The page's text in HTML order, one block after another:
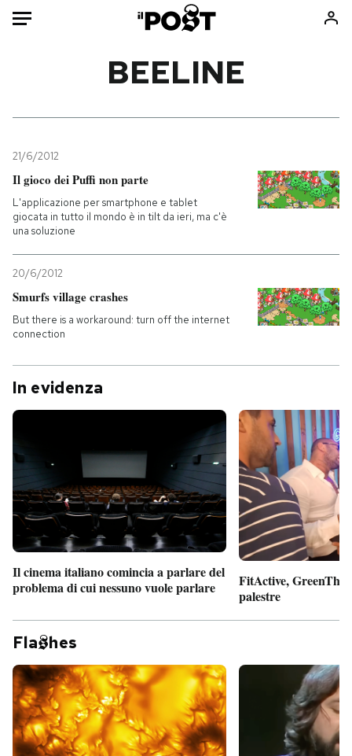
Mondo
Politica
Tecnologia
Internet
Cultura
Economia
Sport
Consumismi
Ok Boomer!
Mondiali calcio 2026
PODCAST
I MIEI PREFERITI
SHOP
CALENDARIO
AREA PERSONALE
Entra
BEELINE
21/6/2012
Il gioco dei Puffi non parte
L'applicazione per smartphone e tablet
giocata in tutto il mondo è in tilt da ieri, ma c'è
una soluzione
20/6/2012
Smurfs village crashes
But there is a workaround: turn off the internet
connection
In evidenza
Il cinema italiano comincia a parlare del
problema di cui nessuno vuole parlare
FitActive,
palestre
Fla hes